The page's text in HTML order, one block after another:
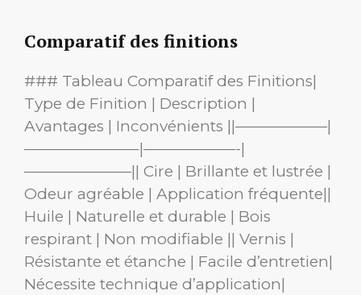
Comparatif des finitions
### Tableau Comparatif des Finitions|
Type de Finition | Description |
Avantages | Inconvénients ||——————|
———————–|——————-|
———————|| Cire | Brillante et lustrée |
Odeur agréable | Application fréquente||
Huile | Naturelle et durable | Bois
respirant | Non modifiable || Vernis |
Résistante et étanche | Facile d’entretien|
Nécessite technique d’application|